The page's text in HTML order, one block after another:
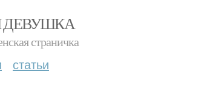
ДЕВУШКА
страничка
статьи